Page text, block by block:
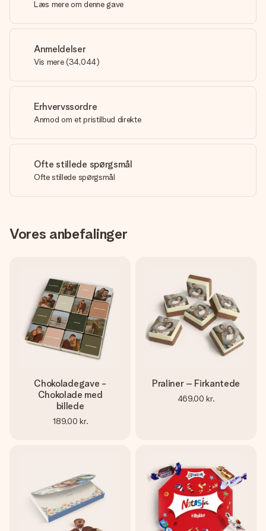
Læs mere om denne gave
Anmeldelser
Vis mere (34,044)
Erhvervssordre
Anmod om et pristilbud direkte
Ofte stillede spørgsmål
Ofte stillede spørgsmål
Vores anbefalinger
Chokoladegave -
Chokolade med
billede
189,00 kr.
Praliner – Firkantede
469,00 kr.